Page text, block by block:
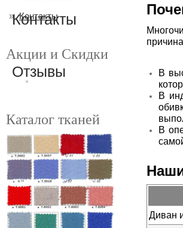
Контакты
Отзывы
Контакты
Акции и Скидки
Каталог тканей
В
В
В
Диван